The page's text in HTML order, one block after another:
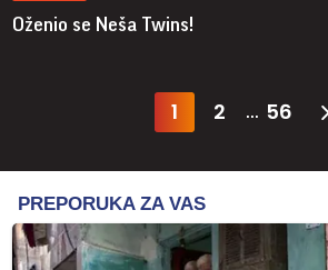
Oženio se Neša Twins!
1 2 ... 56